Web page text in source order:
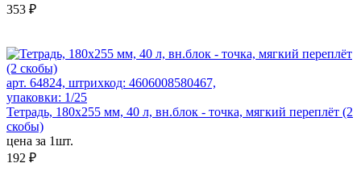
353 ₽
арт. 64824, штрихкод: 4606008580467,
упаковки: 1/25
Тетрадь, 180х255 мм, 40 л, вн.блок - точка, мягкий переплёт (2
скобы)
цена за 1шт.
192 ₽